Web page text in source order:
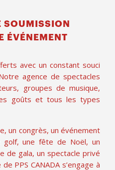
SOUMISSION
ÉVÉNEMENT
avec un constant souci
agence de spectacles
groupes de musique,
goûts et tous les types
un congrès, un événement
golf, une fête de Noël, un
de gala, un spectacle privé
PPS CANADA s’engage à